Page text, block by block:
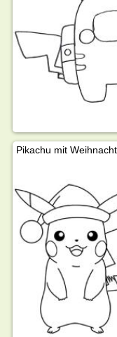
Pikachu mit